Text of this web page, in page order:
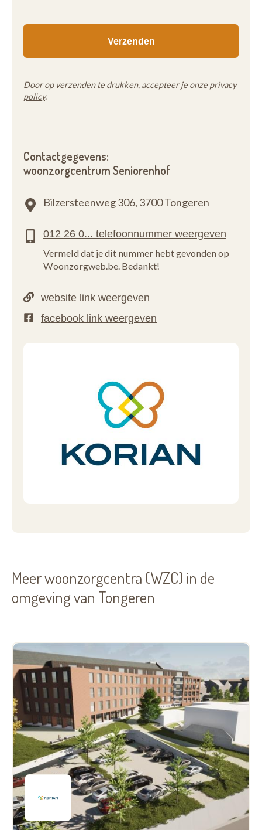
Door op verzenden te drukken, accepteer je onze privacy
policy.
Contactgegevens:
woonzorgcentrum Seniorenhof
Bilzersteenweg 306, 3700 Tongeren
Vermeld dat je dit nummer hebt gevonden op
Woonzorgweb.be. Bedankt!
Meer woonzorgcentra (WZC) in de
omgeving van Tongeren